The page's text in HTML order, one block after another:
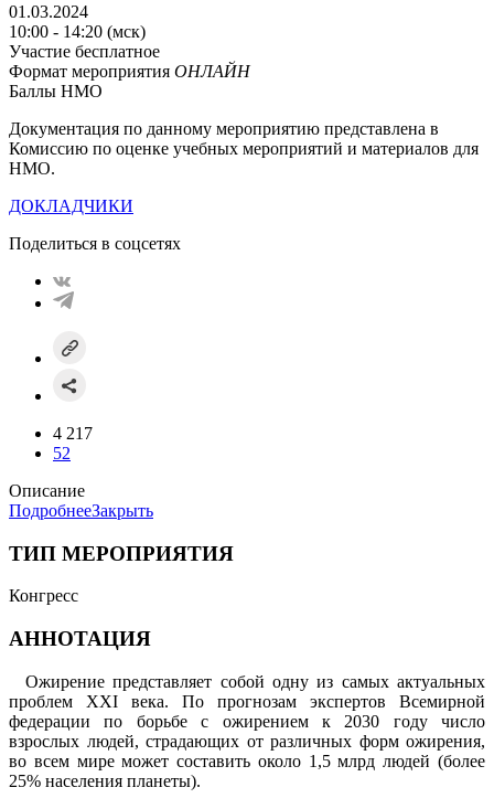
01.03.2024
10:00 - 14:20 (мск)
Участие бесплатное
Формат мероприятия ОНЛАЙН
Баллы НМО
Документация по данному мероприятию представлена в
Комиссию по оценке учебных мероприятий и материалов для
НМО.
ДОКЛАДЧИКИ
Поделиться в соцсетях
4 217
52
Описание
ПодробнееЗакрыть
ТИП МЕРОПРИЯТИЯ
Конгресс
АННОТАЦИЯ
Ожирение представляет собой одну из самых актуальных
проблем XXI века. По прогнозам экспертов Всемирной
федерации по борьбе с ожирением к 2030 году число
взрослых людей, страдающих от различных форм ожирения,
во всем мире может составить около 1,5 млрд людей (более
25% населения планеты).